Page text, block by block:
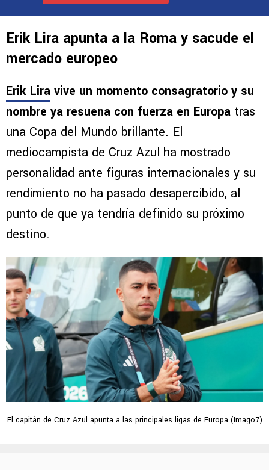
Erik Lira apunta a la Roma y sacude el
mercado europeo
Erik Lira vive un momento consagratorio y su
nombre ya resuena con fuerza en Europa tras
una Copa del Mundo brillante. El
mediocampista de Cruz Azul ha mostrado
personalidad ante figuras internacionales y su
rendimiento no ha pasado desapercibido, al
punto de que ya tendría definido su próximo
destino.
El capitán de Cruz Azul apunta a las principales ligas de Europa (Imago7)